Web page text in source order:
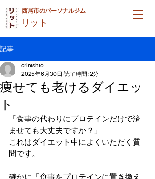
西尾市のパーソナルジム
リット
記事
痩せても老けるダイエッ
ト
crlnishio
2025年6月30日 読了時間: 2分
「食事の代わりにプロテインだけで済
ませても大丈夫ですか？」
これはダイエット中によくいただく質
問です。
確かに「食事をプロテインに置き換え